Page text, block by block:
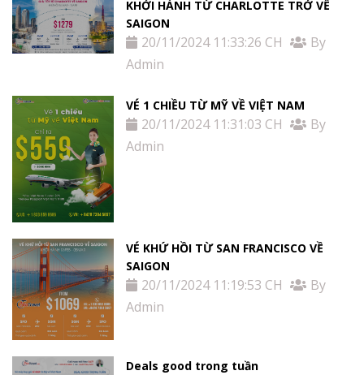
KHỞI HÀNH TỪ CHARLOTTE TRỞ VỀ
SAIGON
20/11/2024 11:33:26 CH
By
Admin
VÉ 1 CHIỀU TỪ MỸ VỀ VIỆT NAM
20/11/2024 11:31:03 CH
By
Admin
VÉ KHỨ HỒI TỪ SAN FRANCISCO VỀ
SAIGON
20/11/2024 11:19:53 CH
By
Admin
Deals good trong tuần